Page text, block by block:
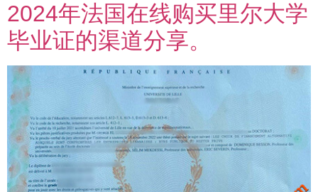
2024年法国在线购买里尔大学
毕业证的渠道分享。